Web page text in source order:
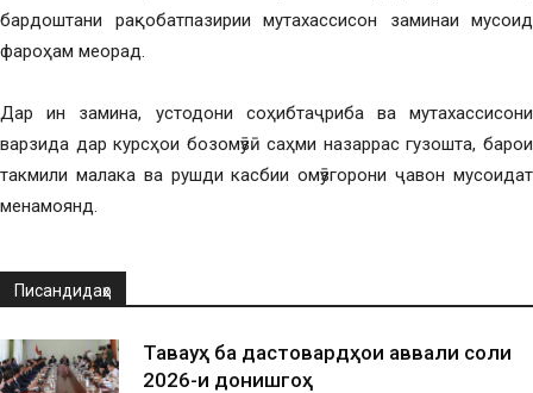
бардоштани рақобатпазирии мутахассисон заминаи мусоид
фароҳам меорад.
Дар ин замина, устодони соҳибтаҷриба ва мутахассисони
варзида дар курсҳои бозомӯзӣ саҳми назаррас гузошта, барои
такмили малака ва рушди касбии омӯзгорони ҷавон мусоидат
менамоянд.
Писандидаҳо
Таваҷҷуҳ ба дастовардҳои аввали соли
2026-и донишгоҳ